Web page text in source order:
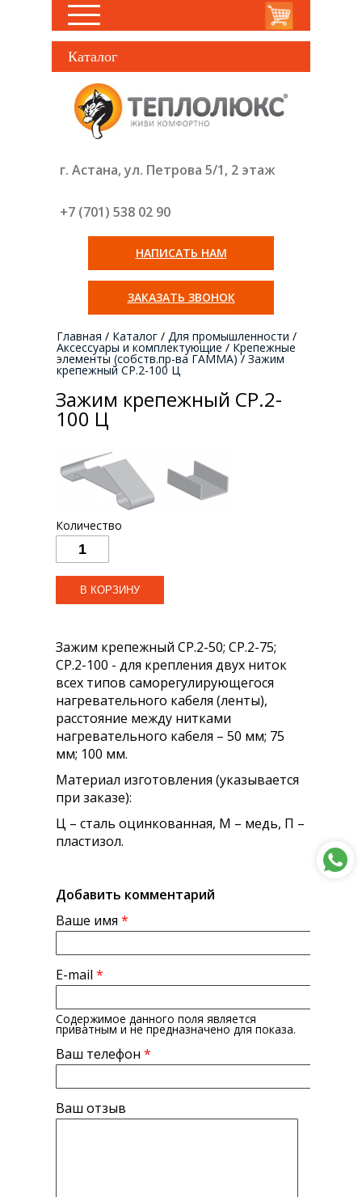
Каталог
г. Астана, ул. Петрова 5/1, 2 этаж
+7 (701) 538 02 90
НАПИСАТЬ НАМ
ЗАКАЗАТЬ ЗВОНОК
Главная / Каталог / Для промышленности /
Аксессуары и комплектующие / Крепежные
элементы (собств.пр-ва ГАММА) / Зажим
крепежный СР.2-100 Ц
Зажим крепежный СР.2-
100 Ц
Количество
Зажим крепежный СР.2-50; СР.2-75;
СР.2-100 - для крепления двух ниток
всех типов саморегулирующегося
нагревательного кабеля (ленты),
расстояние между нитками
нагревательного кабеля – 50 мм; 75
мм; 100 мм.
Материал изготовления (указывается
при заказе):
Ц – сталь оцинкованная, М – медь, П –
пластизол.
Добавить комментарий
Ваше имя *
E-mail *
Содержимое данного поля является
приватным и не предназначено для показа.
Ваш телефон *
Ваш отзыв